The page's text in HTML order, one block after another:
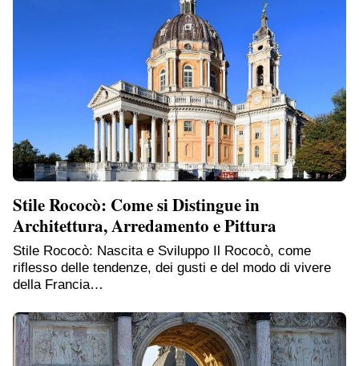
Stile Rococò: Come si Distingue in
Architettura, Arredamento e Pittura
Stile Rococò: Nascita e Sviluppo Il Rococò, come
riflesso delle tendenze, dei gusti e del modo di vivere
della Francia…